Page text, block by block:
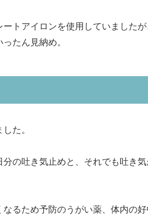
ートアイロンを使用していました
たん見納め。
た。
の吐き気止めと、それでも吐き
るため予防のうがい薬、体内の